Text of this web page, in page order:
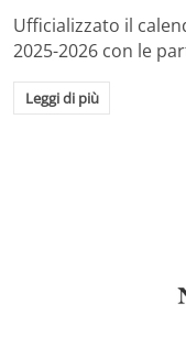
Ufficializzato il
2025-2026 con le
Leggi di più